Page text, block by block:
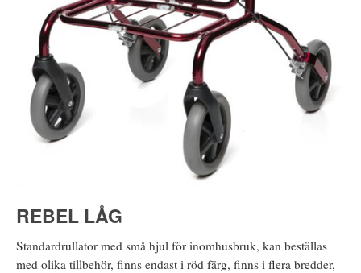
REBEL LÅG
Standardrullator med små hjul för inomhusbruk, kan beställas
med olika tillbehör, finns endast i röd färg, finns i flera bredder,